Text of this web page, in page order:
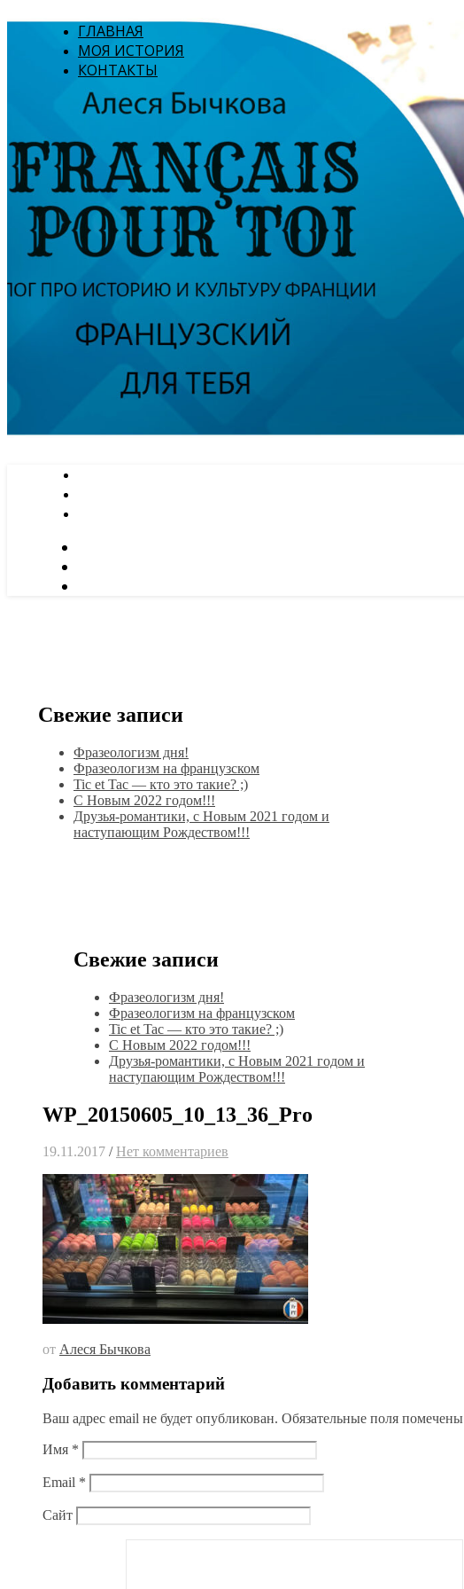
ГЛАВНАЯ
МОЯ ИСТОРИЯ
КОНТАКТЫ
Свежие записи
Фразеологизм дня!
Фразеологизм на французском
Tic et Tac — кто это такие? ;)
С Новым 2022 годом!!!
Друзья-романтики, с Новым 2021 годом и
наступающим Рождеством!!!
Свежие записи
Фразеологизм дня!
Фразеологизм на французском
Tic et Tac — кто это такие? ;)
С Новым 2022 годом!!!
Друзья-романтики, с Новым 2021 годом и
наступающим Рождеством!!!
WP_20150605_10_13_36_Pro
19.11.2017 / Нет комментариев
от Алеся Бычкова
Добавить комментарий
Ваш адрес email не будет опубликован. Обязательные поля помечены
Имя *
Email *
Сайт